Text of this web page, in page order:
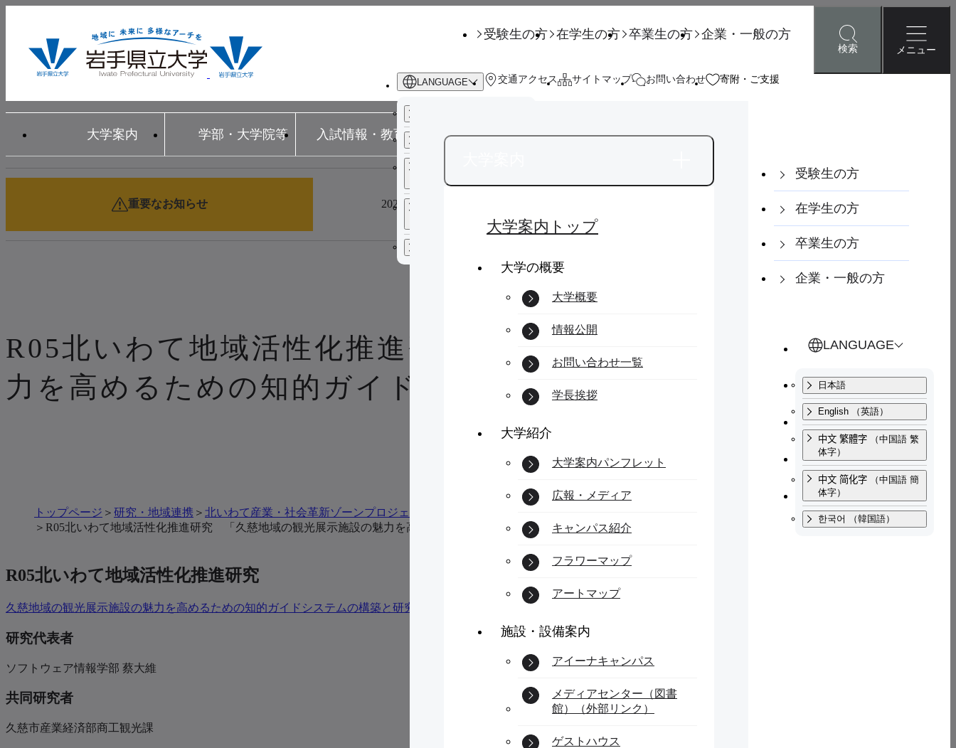
受験生の方 在学生の方 卒業生の方 企業・一般の方
LANGUAGE
English （英語）
体字）
交通アクセス サイトマップ お問い合わせ 寄附・ご支援
企業・一般の方
検索
検索
メニュー
大学案内トップ
大学の概要
大学概要
情報公開
お問い合わせ一覧
学長挨拶
大学紹介
大学案内パンフレット
広報・メディア
キャンパス紹介
フラワーマップ
アートマップ
施設・設備案内
アイーナキャンパス
メディアセンター（図書
館）（外部リンク）
ゲストハウス
受験生の方
在学生の方
卒業生の方
企業・一般の方
LANGUAGE
日本語
English （英語）
中文 繁體字
体字）
中文 简化字
体字）
한국어 （韓国語）
交通アクセス
サイトマップ
お問い合わせ
寄附・ご支援
大学案内 学部・大学院等 入試情報・教育連携 学生生活 キャリア・就職
重要なお知らせ 2026年08月04日 電気設備点検に伴う学外ウェブサイト停止のお知らせ（８/28～８/30）
R05北いわて地域活性化推進研究 「久慈地域の観光展示施設の魅
力を高めるための知的ガイドシステムの構築と研究」
トップページ 研究・地域連携
北いわて産業・社会革新ゾーンプロジェクト推進センター
R05北いわて地域活性化推進研究 「久慈地域の観光展示施設の魅力を高めるための知的ガイドシステムの構築と研究」
R05北いわて地域活性化推進研究
久慈地域の観光展示施設の魅力を高めるための知的ガイドシステムの構築と研究（PDF）
研究代表者
ソフトウェア情報学部 蔡大維
共同研究者
久慈市産業経済部商工観光課